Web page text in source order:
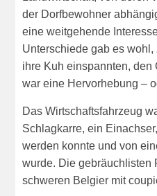
der Dorfbewohner
eine weitgehende
Unterschiede gab es
ihre Kuh einspannten, den
war eine Hervorhebung –
Das Wirtschaftsfahrzeug
Schlagkarre, ein
werden konnte und von
wurde. Die gebräuchlisten
schweren Belgier mit